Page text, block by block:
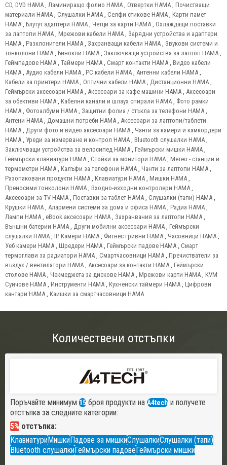
CD, DVD HAMA , Ламиниращо фолио HAMA , Отвертки HAMA , Почистващи
материали HAMA , Слушалки HAMA , Селфи стикове HAMA , Карти памет
HAMA , Блутут адаптери HAMA , Четци за карти HAMA , Охлаждащи поставки
за лаптопи HAMA , Мрежови кабели HAMA , Зарядни устройства и адаптери
HAMA , Разклонители HAMA , Захранващи кабели HAMA , Звукови системи и
тонколони HAMA , Бинокли HAMA , Заключващи устройства за лаптоп HAMA ,
Геймпадове HAMA , Таймери HAMA , Смарт контакти HAMA , Видео кабели
HAMA , Аудио кабели HAMA , PC кабели HAMA , Антенни кабели HAMA ,
Кабели за принтери HAMA , Оптични кабели HAMA , Дистанционни HAMA ,
Геймърски аксесоари HAMA , Аксесоари за кафе машини HAMA , Аксесоари
за обективи HAMA , Кабелни канали и шлаух спирали HAMA , Фото рамки
HAMA , Фотоалбуми HAMA , Защитни фолиа / стъкла за телефони HAMA ,
Антени HAMA , Домашни потреби HAMA , Аксесоари за лаптопи/таблети
HAMA , Други фото и видео аксесоари HAMA , Чанти за камери и камкордери
HAMA , Уреди за измерване и контрол HAMA , Bluetooth слушалки HAMA ,
Заключващи устройства за велосипед HAMA , Геймърски мишки HAMA ,
Геймърски клавиатури HAMA , Стойки за монитори HAMA , Метео - станции и
термометри HAMA , Калъфи за телефони HAMA , Чанти за лаптопи HAMA ,
Разопаковани продукти HAMA , Клавиатури HAMA , Мишки HAMA ,
Преносими тонколони HAMA , Входно-изходни контролери HAMA ,
Аксесоари за TV HAMA , Поставки за таблет HAMA , Слушалки (тапи) HAMA ,
Крушки HAMA , Алармени системи за дома и офиса HAMA , Радиа HAMA ,
Лампи HAMA , eBook аксесоари HAMA , Захранвания за лаптопи HAMA ,
Външни батерии HAMA , Други мобилни аксесоари HAMA , Геймърски
слушалки HAMA , IP Камери HAMA , Фитнес гривни HAMA , Часовници HAMA ,
Уеб камери HAMA , Шредери HAMA , Геймърски падове HAMA , Смарт
термоглави за радиатори HAMA , Смартчасовници HAMA , Пречистватели за
въздух / вентилатори HAMA , Аксесоари за контакти HAMA , Геймърски
столове HAMA , Чекмеджета за дискове HAMA , Мрежови карти HAMA , KVM
Суичове HAMA , Инструменти HAMA , Кухненски таймери HAMA , Цифрови
кантари HAMA , Каишки за смартчасовници HAMA
Количествени отстъпки
Поръчайте минимум 15 броя продукти на A4tech и получете
отстъпка за следните категории:
5% отстъпка:
КлавиатуриМишкиПадове за мишкиСлушалкиСлушалки (тапи)
Bluetooth слушалкиГеймърски падовеГеймърски мишки